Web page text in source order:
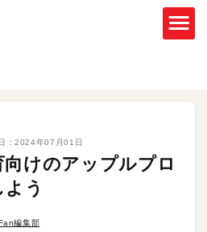
：2024年07月01日
向けのアップルプロ
う
編集部